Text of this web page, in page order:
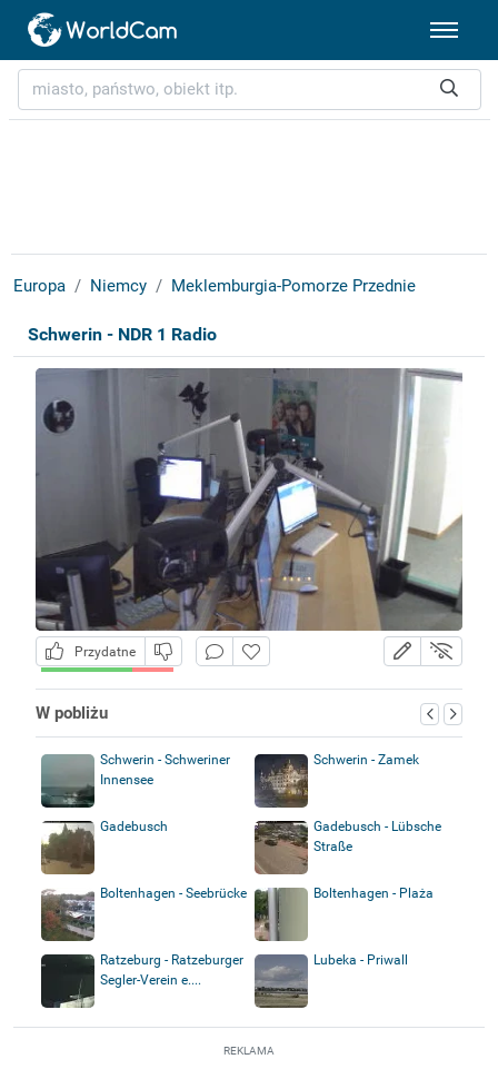
Europa Niemcy Meklemburgia-Pomorze Przednie
Schwerin - NDR 1 Radio
Przydatne
W pobliżu
Schwerin - Schweriner
Innensee
Schwerin - Zamek
Gadebusch
Gadebusch - Lübsche
Straße
Boltenhagen - Seebrücke Boltenhagen - Plaża
Ratzeburg - Ratzeburger
Segler-Verein e....
Lubeka - Priwall
REKLAMA